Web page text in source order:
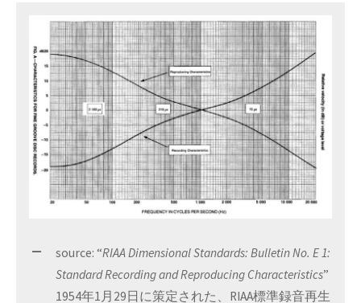
source: “RIAA Dimensional Standards: Bulletin No. E 1:
Standard Recording and Reproducing Characteristics”
1954年1月29日に策定された、RIAA標準録音再生